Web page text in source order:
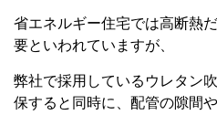
省エネルギー住宅では高断熱
要といわれていますが、
弊社で採用しているウレタン
保すると同時に、配管の隙間